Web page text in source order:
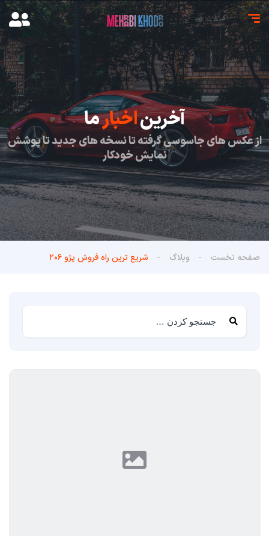
آخریناخبارما
از عکس های جاسوسی گرفته تا نسخه های جدید تا پوشش
نمایش خودکار
صفحه نخست وبلاگ شریع ترین راه فروش پژو ۲۰۶